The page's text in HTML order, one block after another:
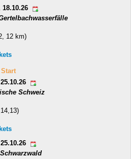
18.10.26
12 km)
Schweiz